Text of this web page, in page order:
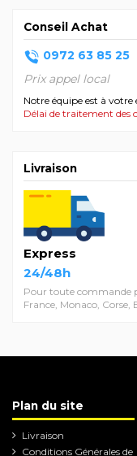
Conseil Achat
0972 63 85 25
Prix appel local
Notre équipe est à
Délai de traitement des
Livraison
Express
24/48h
Pour toute commande
France, Monaco,
Plan du site
Livraison
Conditions Générales de